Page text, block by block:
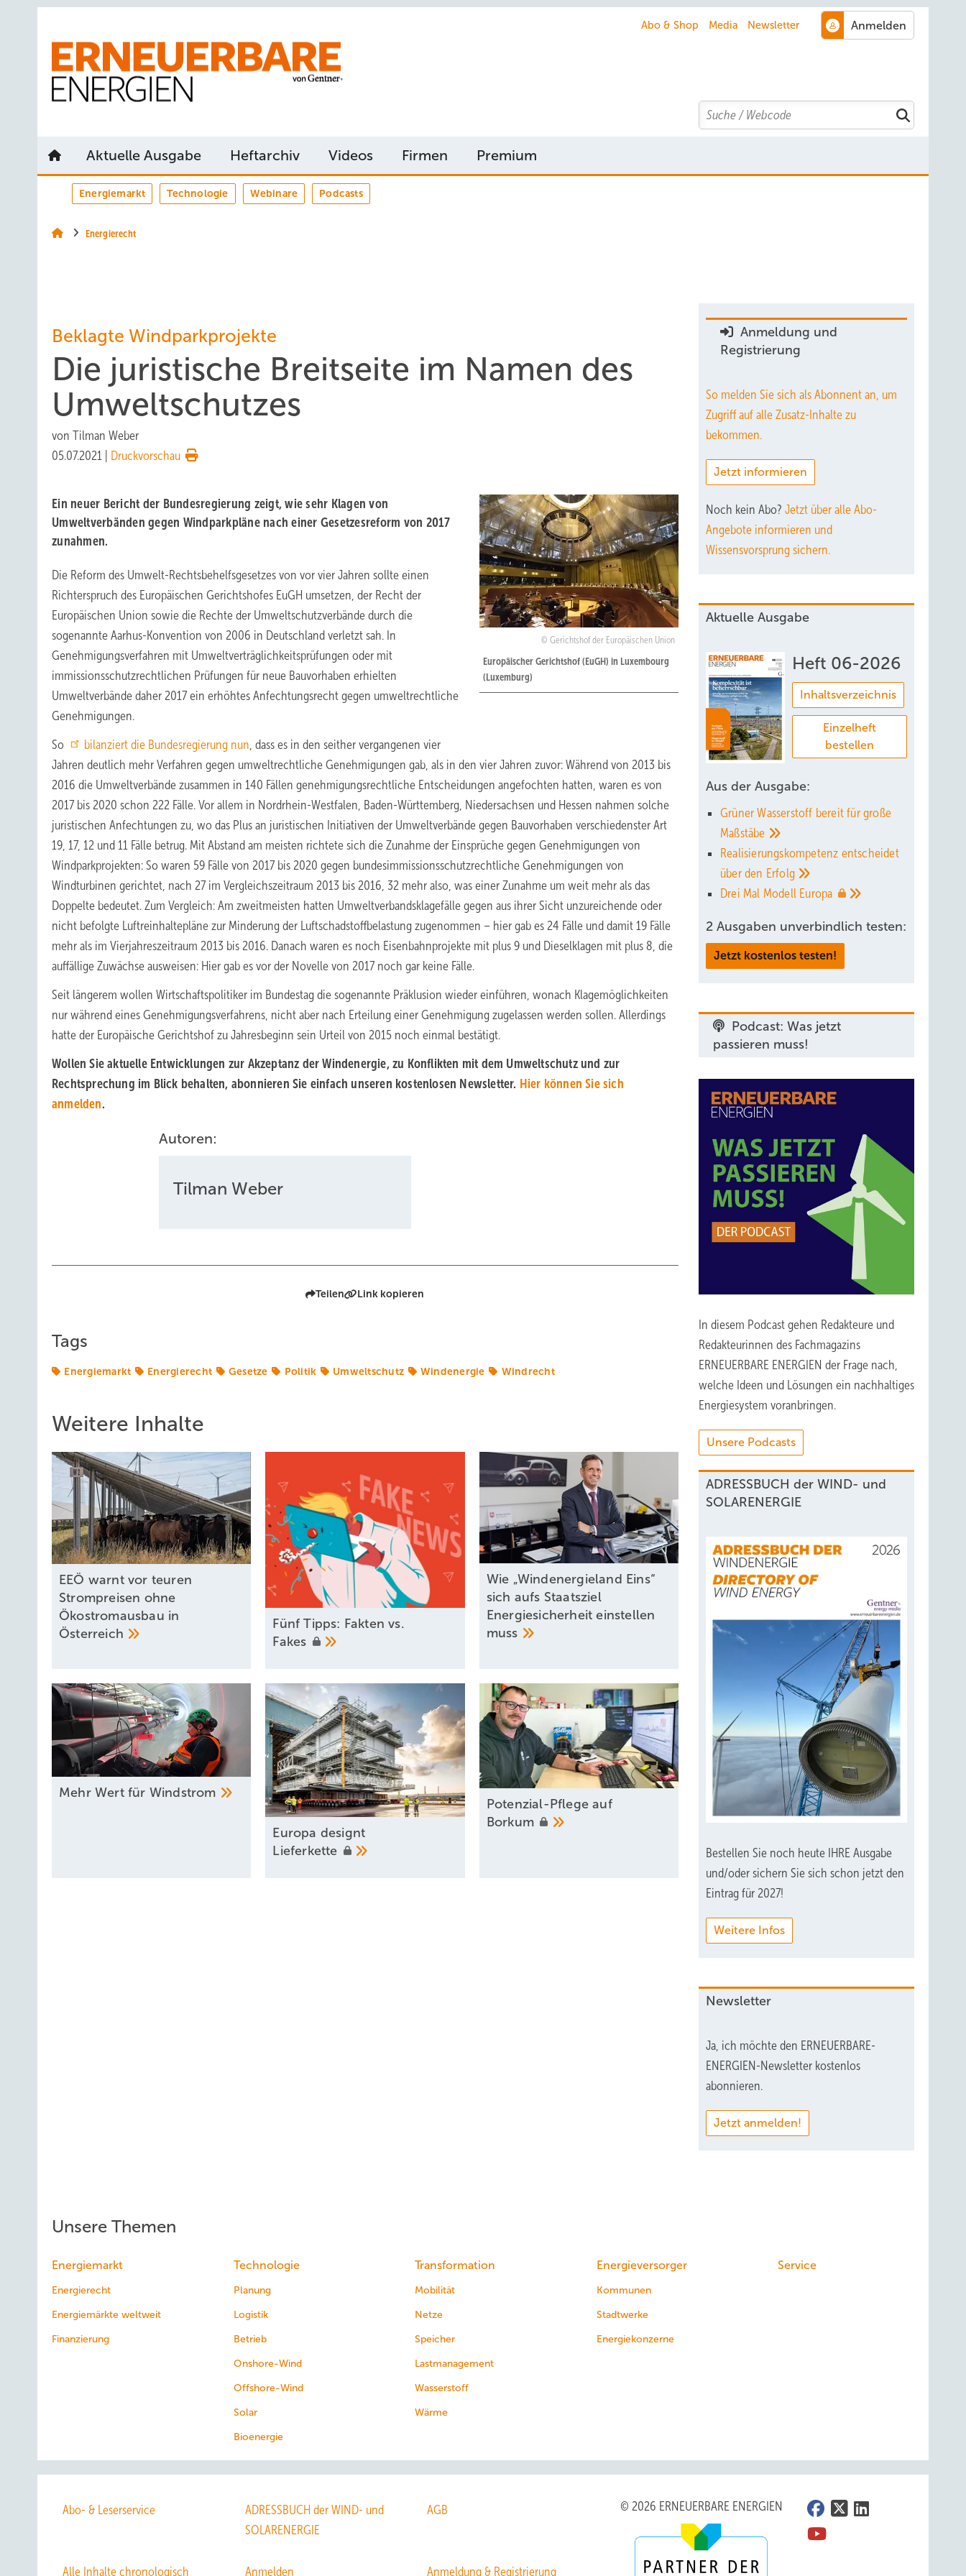
Abo & Shop Media Newsletter
Search
Aktuelle Ausgabe Heftarchiv Videos Firmen Premium
Energiemarkt Technologie Webinare Podcasts
Energierecht
Beklagte Windparkprojekte
Die juristische Breitseite im Namen des
Umweltschutzes
von Tilman Weber
05.07.2021
Druckvorschau
Gerichtshof der Europäischen Union
Europäischer Gerichtshof (EuGH) in Luxembourg
(Luxemburg)
Ein neuer Bericht der Bundesregierung zeigt, wie sehr Klagen von
Umweltverbänden gegen Windparkpläne nach einer Gesetzesreform von 2017
zunahmen.
Die Reform des Umwelt-Rechtsbehelfsgesetzes von vor vier Jahren sollte einen
Richterspruch des Europäischen Gerichtshofes EuGH umsetzen, der Recht der
Europäischen Union sowie die Rechte der Umweltschutzverbände durch die
sogenannte Aarhus-Konvention von 2006 in Deutschland verletzt sah. In
Genehmigungsverfahren mit Umweltverträglichkeitsprüfungen oder mit
immissionsschutzrechtlichen Prüfungen für neue Bauvorhaben erhielten
Umweltverbände daher 2017 ein erhöhtes Anfechtungsrecht gegen umweltrechtliche
Genehmigungen.
So
bilanziert die Bundesregierung nun, dass es in den seither vergangenen vier
Jahren deutlich mehr Verfahren gegen umweltrechtliche Genehmigungen gab, als in den vier Jahren zuvor: Während von 2013 bis
2016 die Umweltverbände zusammen in 140 Fällen genehmigungsrechtliche Entscheidungen angefochten hatten, waren es von
2017 bis 2020 schon 222 Fälle. Vor allem in Nordrhein-Westfalen, Baden-Württemberg, Niedersachsen und Hessen nahmen solche
juristischen Anfechtungen zu, wo das Plus an juristischen Initiativen der Umweltverbände gegen Bauvorhaben verschiedenster Art
19, 17, 12 und 11 Fälle betrug. Mit Abstand am meisten richtete sich die Zunahme der Einsprüche gegen Genehmigungen von
Windparkprojekten: So waren 59 Fälle von 2017 bis 2020 gegen bundesimmissionsschutzrechtliche Genehmigungen von
Windturbinen gerichtet, nach 27 im Vergleichszeitraum 2013 bis 2016, 32 mehr also, was einer Zunahme um weit mehr als das
Doppelte bedeutet. Zum Vergleich: Am zweitmeisten hatten Umweltverbandsklagefälle gegen aus ihrer Sicht unzureichende oder
nicht befolgte Luftreinhaltepläne zur Minderung der Luftschadstoffbelastung zugenommen – hier gab es 24 Fälle und damit 19 Fälle
mehr als im Vierjahreszeitraum 2013 bis 2016. Danach waren es noch Eisenbahnprojekte mit plus 9 und Dieselklagen mit plus 8, die
auffällige Zuwächse ausweisen: Hier gab es vor der Novelle von 2017 noch gar keine Fälle.
Seit längerem wollen Wirtschaftspolitiker im Bundestag die sogenannte Präklusion wieder einführen, wonach Klagemöglichkeiten
nur während eines Genehmigungsverfahrens, nicht aber nach Erteilung einer Genehmigung zugelassen werden sollen. Allerdings
hatte der Europäische Gerichtshof zu Jahresbeginn sein Urteil von 2015 noch einmal bestätigt.
Wollen Sie aktuelle Entwicklungen zur Akzeptanz der Windenergie, zu Konflikten mit dem Umweltschutz und zur
Rechtsprechung im Blick behalten, abonnieren Sie einfach unseren kostenlosen Newsletter. Hier können Sie sich
anmelden.
Autoren:
Tilman Weber
Teilen Link kopieren
Tags
Energiemarkt Energierecht Gesetze Politik Umweltschutz Windenergie Windrecht
Weitere Inhalte
EEÖ warnt vor teuren
Strompreisen ohne
Ökostromausbau in
Österreich
Fün f Tipps: Fakten vs.
Fakes
Wie „Windenergieland Eins“
sich aufs Staatsziel
Energiesicherheit einstellen
muss
Mehr Wert für Windstrom
Europa designt
Lieferkette
Potenzial-Pflege auf
Borkum
Anmeldung und
Registrierung
So melden Sie sich als Abonnent an, um
Zugriff auf alle Zusatz-Inhalte zu
bekommen.
Jetzt informieren
Noch kein Abo? Jetzt über alle Abo-
Angebote informieren und
Wissensvorsprung sichern.
Aktuelle Ausgabe
Heft 06-2026
Inhaltsverzeichnis
Einzelheft
bestellen
Aus der Ausgabe:
Grüner Wasserstoff bereit für große
Maßstäbe
Realisierungskompetenz entscheidet
über den Erfolg
Drei Mal Modell Europa
2 Ausgaben unverbindlich testen:
Jetzt kostenlos testen!
Podcast: Was jetzt
passieren muss!
In diesem Podcast gehen Redakteure und
Redakteurinnen des Fachmagazins
ERNEUERBARE ENERGIEN der Frage nach,
welche Ideen und Lösungen ein nachhaltiges
Energiesystem voranbringen.
Unsere Podcasts
ADRESSBUCH der WIND- und
SOLARENERGIE
Bestellen Sie noch heute IHRE Ausgabe
und/oder sichern Sie sich schon jetzt den
Eintrag für 2027!
Weitere Infos
Newsletter
Ja, ich möchte den ERNEUERBARE-
ENERGIEN-Newsletter kostenlos
abonnieren.
Jetzt anmelden!
Unsere Themen
Energiemarkt
Energierecht
Energiemärkte weltweit
Finanzierung
Technologie
Planung
Logistik
Betrieb
Onshore-Wind
Offshore-Wind
Solar
Bioenergie
Transformation
Mobilität
Netze
Speicher
Lastmanagement
Wasserstoff
Wärme
Energieversorger
Kommunen
Stadtwerke
Energiekonzerne
Service
Abo- & Leserservice
ADRESSBUCH der WIND- und
SOLARENERGIE
AGB
Alle Inhalte chronologisch Anmelden Anmeldung & Registrierung
© 2026 ERNEUERBARE ENERGIEN